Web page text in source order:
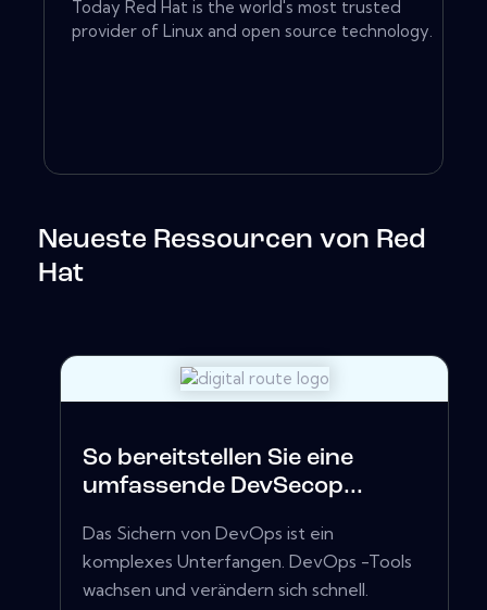
Today Red Hat is the world's most trusted
provider of Linux and open source technology.
Neueste Ressourcen von Red
Hat
So bereitstellen Sie eine
umfassende DevSecop...
Das Sichern von DevOps ist ein
komplexes Unterfangen. DevOps -Tools
wachsen und verändern sich schnell.